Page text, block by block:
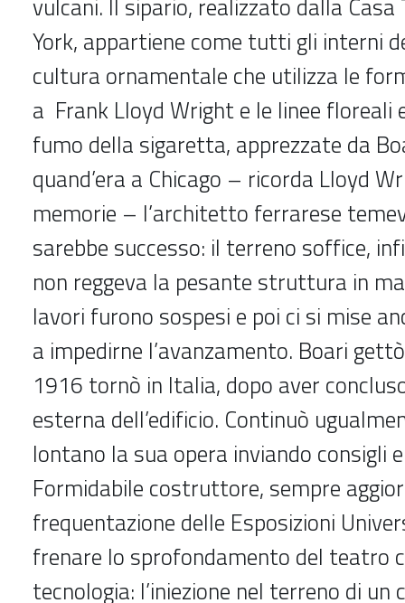
York, appartiene come tutti gli interni
cultura ornamentale che utilizza le
a Frank Lloyd Wright e le linee floreali
fumo della sigaretta, apprezzate da
quand’era a Chicago – ricorda Lloyd
memorie – l’architetto ferrarese
sarebbe successo: il terreno soffice,
non reggeva la pesante struttura in
lavori furono sospesi e poi ci si mise
a impedirne l’avanzamento. Boari
1916 tornò in Italia, dopo aver
esterna dell’edificio. Continuò
lontano la sua opera inviando consigli
Formidabile costruttore, sempre
frequentazione delle Esposizioni
frenare lo sprofondamento del teatro
tecnologia: l’iniezione nel terreno di un